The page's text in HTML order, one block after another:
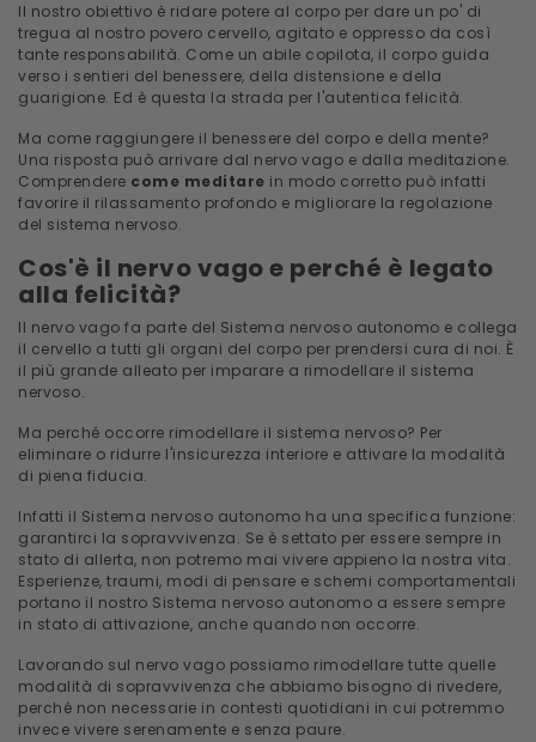
Il nostro obiettivo è ridare potere al corpo per dare un po' di
tregua al nostro povero cervello, agitato e oppresso da così
tante responsabilità. Come un abile copilota, il corpo guida
verso i sentieri del benessere, della distensione e della
guarigione. Ed è questa la strada per l'autentica felicità.
Ma come raggiungere il benessere del corpo e della mente?
Una risposta può arrivare dal nervo vago e dalla meditazione.
Comprendere come meditare in modo corretto può infatti
favorire il rilassamento profondo e migliorare la regolazione
del sistema nervoso.
Cos'è il nervo vago e perché è legato
alla felicità?
Il nervo vago fa parte del Sistema nervoso autonomo e collega
il cervello a tutti gli organi del corpo per prendersi cura di noi. È
il più grande alleato per imparare a rimodellare il sistema
nervoso.
Ma perché occorre rimodellare il sistema nervoso? Per
eliminare o ridurre l'insicurezza interiore e attivare la modalità
di piena fiducia.
Infatti il Sistema nervoso autonomo ha una specifica funzione:
garantirci la sopravvivenza. Se è settato per essere sempre in
stato di allerta, non potremo mai vivere appieno la nostra vita.
Esperienze, traumi, modi di pensare e schemi comportamentali
portano il nostro Sistema nervoso autonomo a essere sempre
in stato di attivazione, anche quando non occorre.
Lavorando sul nervo vago possiamo rimodellare tutte quelle
modalità di sopravvivenza che abbiamo bisogno di rivedere,
perché non necessarie in contesti quotidiani in cui potremmo
invece vivere serenamente e senza paure.